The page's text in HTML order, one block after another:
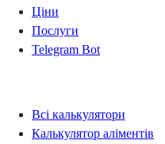
Ціни
Послуги
Telegram Bot
Всі калькулятори
Калькулятор аліментів